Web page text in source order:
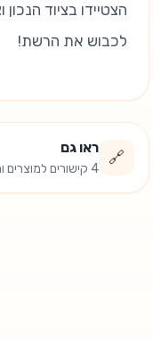
הצטיידו בציוד
לכבוש את הרשת!
🔗
ראו גם
4 קישורים למוצרים ומדריכים